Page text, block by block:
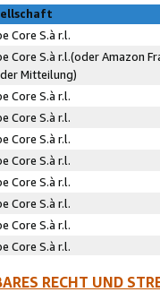
Core S.à r.l.
Core S.à r.l.(oder Amazon
Mitteilung)
Core S.à r.l.
Core S.à r.l.
Core S.à r.l.
Core S.à r.l.
Core S.à r.l.
Core S.à r.l.
Core S.à r.l.
Core S.à r.l.
RECHT UND